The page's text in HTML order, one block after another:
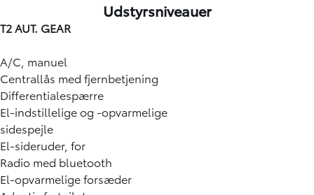
Udstyrsniveauer
T2 AUT. GEAR
A/C, manuel
Centrallås med fjernbetjening
Differentialespærre
El-indstillelige og -opvarmelige
sidespejle
El-sideruder, for
Radio med bluetooth
El-opvarmelige forsæder